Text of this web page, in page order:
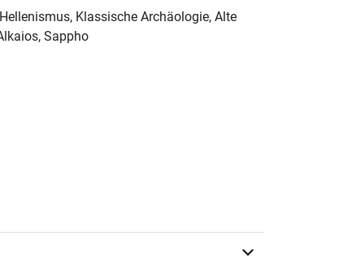
Klassische Archäologie, Alte
Sappho